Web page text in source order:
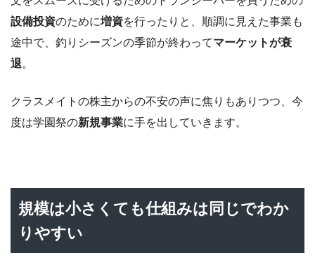
設備投資のために増資を行ったりと、順調に見えた事業も
途中で、釣りシーズンの季節が終わってマーケットが衰
退。
クラスメイトの株主からの不安の声に焦りもありつつ、今
度は学園祭の新規事業に手を出していきます。
規模は小さくても仕組みは同じでわか
りやすい